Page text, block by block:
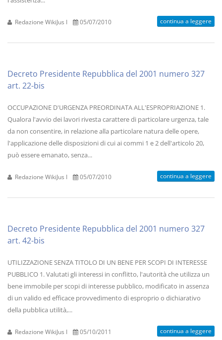
Redazione WikiJus I 05/07/2010 continua a leggere
Decreto Presidente Repubblica del 2001 numero 327
art. 22-bis
OCCUPAZIONE D'URGENZA PREORDINATA ALL'ESPROPRIAZIONE 1.
Qualora l'avvio dei lavori rivesta carattere di particolare urgenza, tale
da non consentire, in relazione alla particolare natura delle opere,
l'applicazione delle disposizioni di cui ai commi 1 e 2 dell'articolo 20,
può essere emanato, senza...
Redazione WikiJus I 05/07/2010 continua a leggere
Decreto Presidente Repubblica del 2001 numero 327
art. 42-bis
UTILIZZAZIONE SENZA TITOLO DI UN BENE PER SCOPI DI INTERESSE
PUBBLICO 1. Valutati gli interessi in conflitto, l'autorità che utilizza un
bene immobile per scopi di interesse pubblico, modificato in assenza
di un valido ed efficace provvedimento di esproprio o dichiarativo
della pubblica utilità,...
Redazione WikiJus I 05/10/2011 continua a leggere